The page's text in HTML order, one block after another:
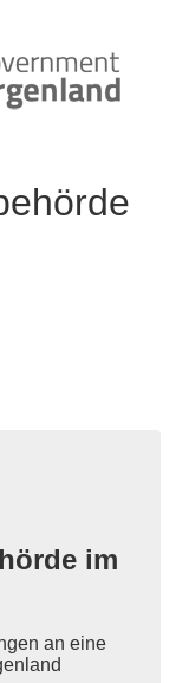
im
an eine